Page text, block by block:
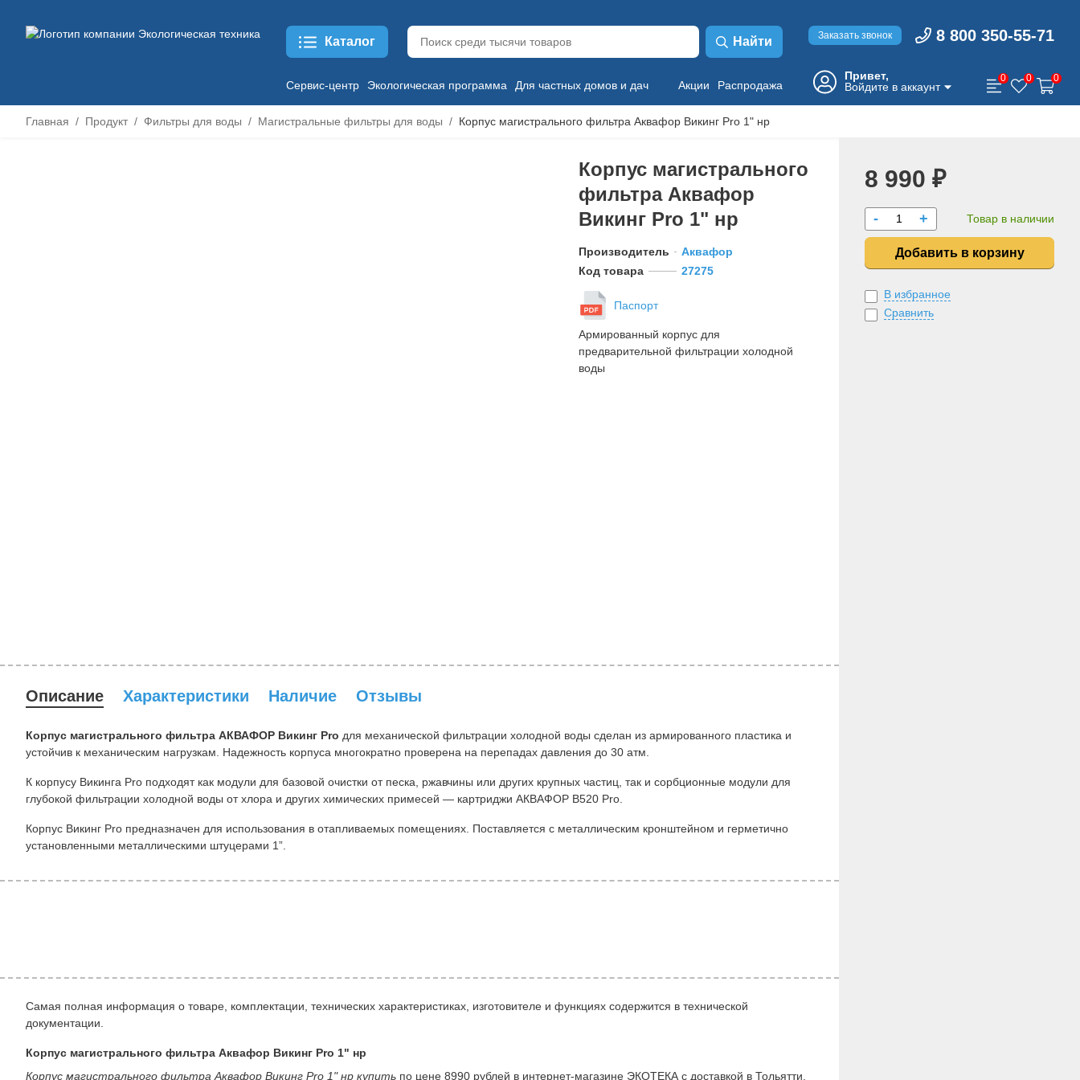
Каталог Найти
Сервис-центр Экологическая программа Для частных домов и дач Акции Распродажа
Заказать звонок 8 800 350-55-71
Привет,
Войдите в аккаунт
0 0 0
Главная Продукт Фильтры для воды Магистральные фильтры для воды Корпус магистрального фильтра Аквафор Викинг Pro 1" нр
Корпус магистрального
фильтра Аквафор
Викинг Pro 1" нр
Производитель
Аквафор
Код товара
27275
Паспорт
Армированный корпус для
предварительной фильтрации холодной
воды
Описание Характеристики Наличие Отзывы
Корпус магистрального фильтра АКВАФОР Викинг Pro для механической фильтрации холодной воды сделан из армированного пластика и
устойчив к механическим нагрузкам. Надежность корпуса многократно проверена на перепадах давления до 30 атм.
К корпусу Викинга Pro подходят как модули для базовой очистки от песка, ржавчины или других крупных частиц, так и сорбционные модули для
глубокой фильтрации холодной воды от хлора и других химических примесей — картриджи АКВАФОР B520 Pro.
Корпус Викинг Pro предназначен для использования в отапливаемых помещениях. Поставляется с металлическим кронштейном и герметично
установленными металлическими штуцерами 1”.
Самая полная информация о товаре, комплектации, технических характеристиках, изготовителе и функциях содержится в технической
документации.
Корпус магистрального фильтра Аквафор Викинг Pro 1" нр
Корпус магистрального фильтра Аквафор Викинг Pro 1" нр купить по цене 8990 рублей в интернет-магазине ЭКОТЕКА с доставкой в Тольятти.
8 990 ₽
- + Товар в наличии
Добавить в корзину
В избранное
Сравнить